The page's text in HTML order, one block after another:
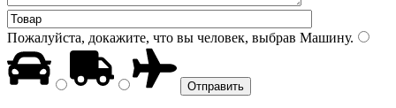
Пожалуйста, докажите, что вы человек, выбрав Машину.